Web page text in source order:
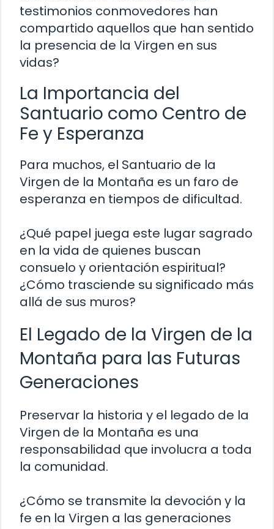
testimonios conmovedores han
compartido aquellos que han sentido
la presencia de la Virgen en sus
vidas?
La Importancia del
Santuario como Centro de
Fe y Esperanza
Para muchos, el Santuario de la
Virgen de la Montaña es un faro de
esperanza en tiempos de dificultad.
¿Qué papel juega este lugar sagrado
en la vida de quienes buscan
consuelo y orientación espiritual?
¿Cómo trasciende su significado más
allá de sus muros?
El Legado de la Virgen de la
Montaña para las Futuras
Generaciones
Preservar la historia y el legado de la
Virgen de la Montaña es una
responsabilidad que involucra a toda
la comunidad.
¿Cómo se transmite la devoción y la
fe en la Virgen a las generaciones